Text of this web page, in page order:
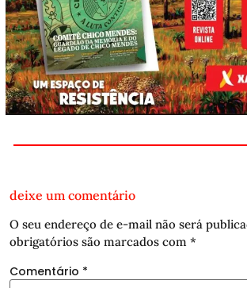
deixe um comentário
O seu endereço de e-mail não será
obrigatórios são marcados com *
Comentário *